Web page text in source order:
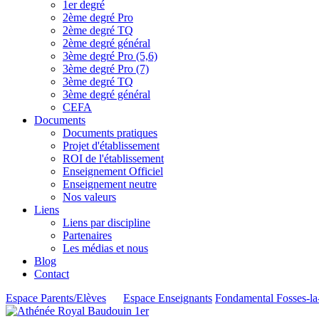
1er degré
2ème degré Pro
2ème degré TQ
2ème degré général
3ème degré Pro (5,6)
3ème degré Pro (7)
3ème degré TQ
3ème degré général
CEFA
Documents
Documents pratiques
Projet d'établissement
ROI de l'établissement
Enseignement Officiel
Enseignement neutre
Nos valeurs
Liens
Liens par discipline
Partenaires
Les médias et nous
Blog
Contact
Espace Parents/Elèves
Espace Enseignants Fondamental Fosses-